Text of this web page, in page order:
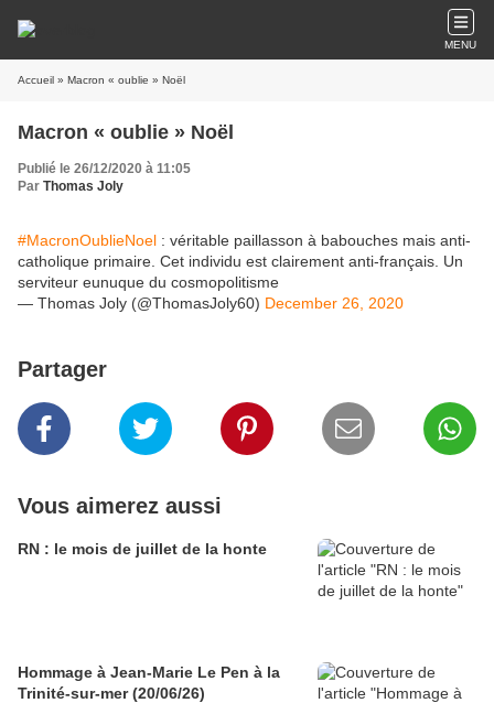
MENU
Accueil » Macron « oublie » Noël
Macron « oublie » Noël
Publié le 26/12/2020 à 11:05
Par Thomas Joly
#MacronOublieNoel : véritable paillasson à babouches mais anti-
catholique primaire. Cet individu est clairement anti-français. Un
serviteur eunuque du cosmopolitisme
— Thomas Joly (@ThomasJoly60) December 26, 2020
Partager
Vous aimerez aussi
RN : le mois de juillet de la honte
Hommage à Jean-Marie Le Pen à la
Trinité-sur-mer (20/06/26)